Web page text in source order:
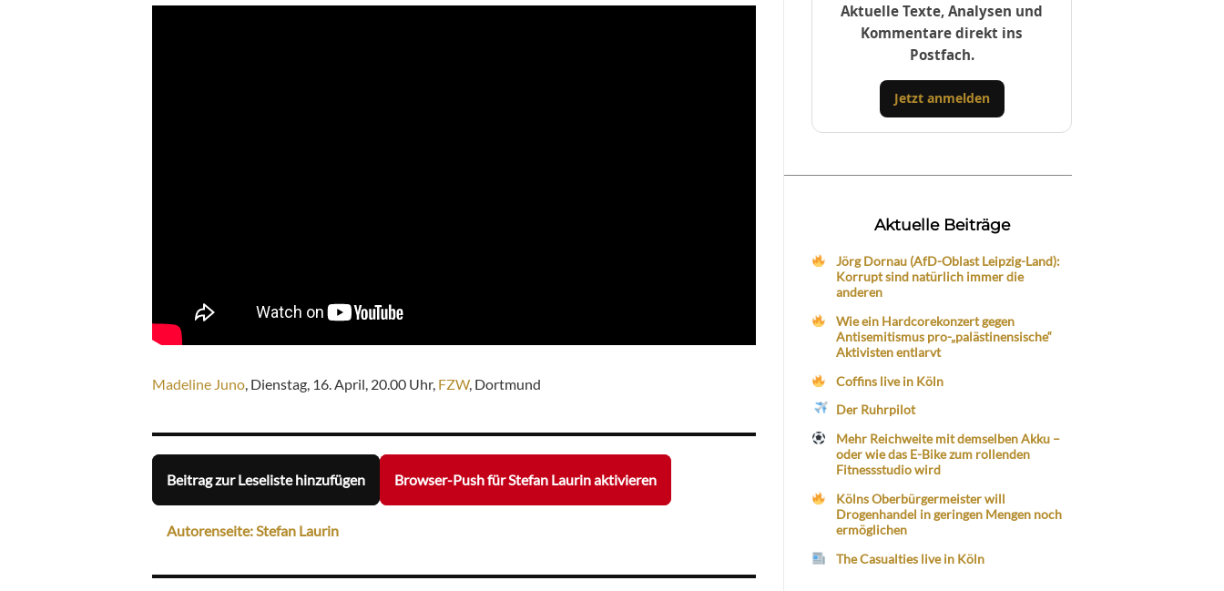
Madeline Juno, Dienstag, 16. April, 20.00 Uhr, FZW, Dortmund
Beitrag zur Leseliste hinzufügen Browser-Push für Stefan Laurin aktivieren
Autorenseite: Stefan Laurin
Aktuelle Texte, Analysen und
Kommentare direkt ins
Postfach.
Jetzt anmelden
Aktuelle Beiträge
Jörg Dornau (AfD-Oblast Leipzig-Land):
Korrupt sind natürlich immer die
anderen
Wie ein Hardcorekonzert gegen
Antisemitismus pro-„palästinensische“
Aktivisten entlarvt
Coffins live in Köln
Der Ruhrpilot
Mehr Reichweite mit demselben Akku –
oder wie das E-Bike zum rollenden
Fitnessstudio wird
Kölns Oberbürgermeister will
Drogenhandel in geringen Mengen noch
ermöglichen
The Casualties live in Köln